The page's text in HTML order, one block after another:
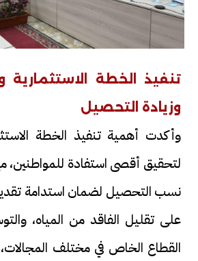
تنفيذ الخطة الاستثمارية
وزيادة التحصيل
وأكدت أهمية تنفيذ الخطة
لتحقيق أقصى استفادة للمواطنين،
نسب التحصيل لضمان استدامة
على تقليل الفاقد من المياه،
القطاع الخاص في مختلف